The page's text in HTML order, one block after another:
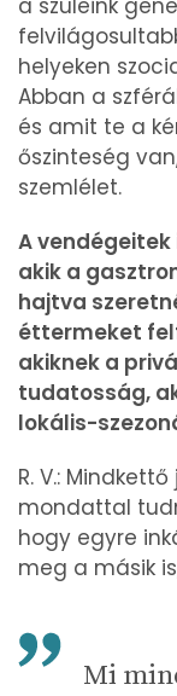
a szüleink
helyeken
Abban a
és amit te a
őszinteség
szemlélet.
A vendégeitek
akik a
hajtva
éttermeket
akiknek a
tudatosság,
lokális-
R. V.:
mondattal
hogy egyre
meg a másik
Mi